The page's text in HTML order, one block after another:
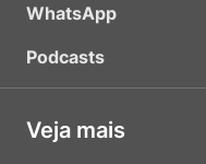
WhatsApp
Podcasts
Veja mais